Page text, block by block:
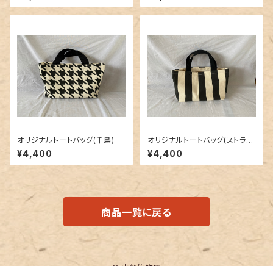
オリジナルトートバッグ(千鳥)
¥4,400
オリジナルトートバッグ(ストライ
プ)
¥4,400
商品一覧に戻る